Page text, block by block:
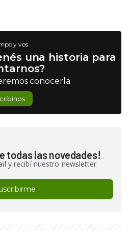
y vos
una historia para
conocerla
todas las novedades!
y recibí nuestro newsletter